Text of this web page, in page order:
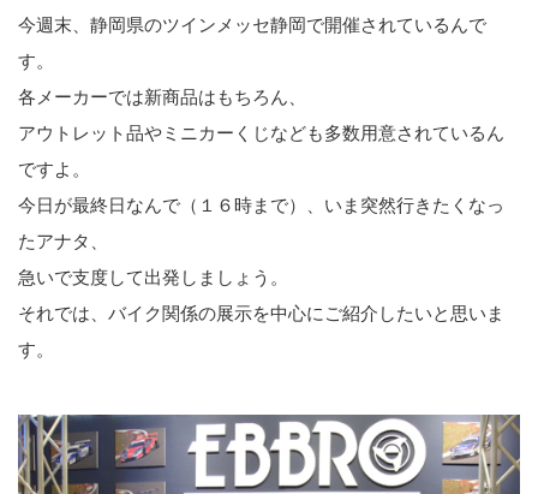
今週末、静岡県のツインメッセ静岡で開催されているんで
す。
各メーカーでは新商品はもちろん、
アウトレット品やミニカーくじなども多数用意されているん
ですよ。
今日が最終日なんで（１６時まで）、いま突然行きたくなっ
たアナタ、
急いで支度して出発しましょう。
それでは、バイク関係の展示を中心にご紹介したいと思いま
す。